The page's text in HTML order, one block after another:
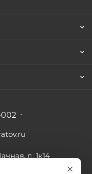
002
д. 1к14